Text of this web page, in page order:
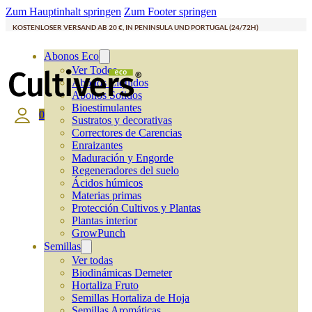
Zum Hauptinhalt springen Zum Footer springen
KOSTENLOSER VERSAND AB 20 €, IN PENINSULA UND PORTUGAL (24/72H)
Abonos Eco
Ver Todos
Abonos Líquidos
Abonos Solidos
Bioestimulantes
Sustratos y decorativas
Correctores de Carencias
Enraizantes
Maduración y Engorde
Regeneradores del suelo
Ácidos húmicos
Materias primas
Protección Cultivos y Plantas
Plantas interior
GrowPunch
Semillas
Ver todas
Biodinámicas Demeter
Hortaliza Fruto
Semillas Hortaliza de Hoja
0